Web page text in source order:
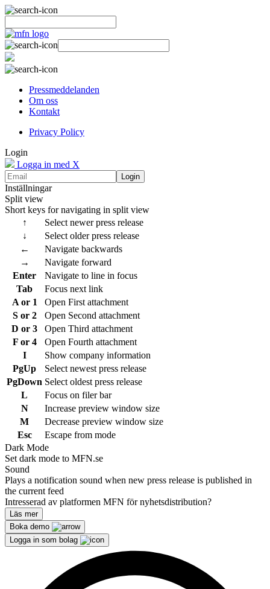
Pressmeddelanden
Om oss
Kontakt
Privacy Policy
Login
Logga in med X
Login
Inställningar
Split view
Short keys for navigating in split view
↑
Select newer press release
↓
Select older press release
←
Navigate backwards
→
Navigate forward
Enter
Navigate to line in focus
Tab
Focus next link
A or 1
Open First attachment
S or 2
Open Second attachment
D or 3
Open Third attachment
F or 4
Open Fourth attachment
I
Show company information
PgUp
Select newest press release
PgDown Select oldest press release
L
Focus on filer bar
N
Increase preview window size
M
Decrease preview window size
Esc
Escape from mode
Dark Mode
Set dark mode to MFN.se
Sound
Plays a notification sound when new press release is published in
the current feed
Intresserad av platformen MFN för nyhetsdistribution?
Läs mer
Boka demo
Logga in som bolag